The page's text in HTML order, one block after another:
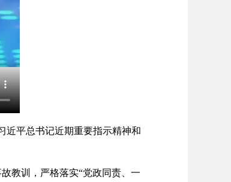
平总书记近期重要指示精神和
教训，严格落实“党政同责、一